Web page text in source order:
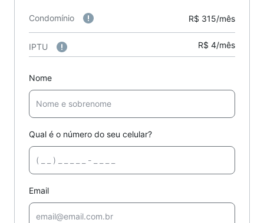
Condomínio R$ 315/mês
IPTU R$ 4/mês
Nome
Qual é o número do seu celular?
Email